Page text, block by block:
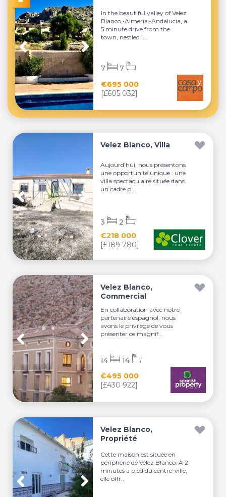
In the beautiful valley of Velez
Blanco~Almeria~Andalucia, a
5 minute drive from the
town, nestled i...
€695 000
[£605 032]
7 7
Velez Blanco, Villa
Aujourd’hui, nous présentons
une opportunité unique : une
villa spectaculaire située dans
un cadre p...
€218 000
[£189 780]
3 2
Velez Blanco,
Commercial
En collaboration avec notre
partenaire espagnol, nous
avons le privilège de vous
présenter ce magnif...
€495 000
[£430 922]
14 14
Velez Blanco,
Propriété
Cette maison est située en
périphérie de Vélez Blanco. À 2
minutes à pied du centre-ville,
elle offr...